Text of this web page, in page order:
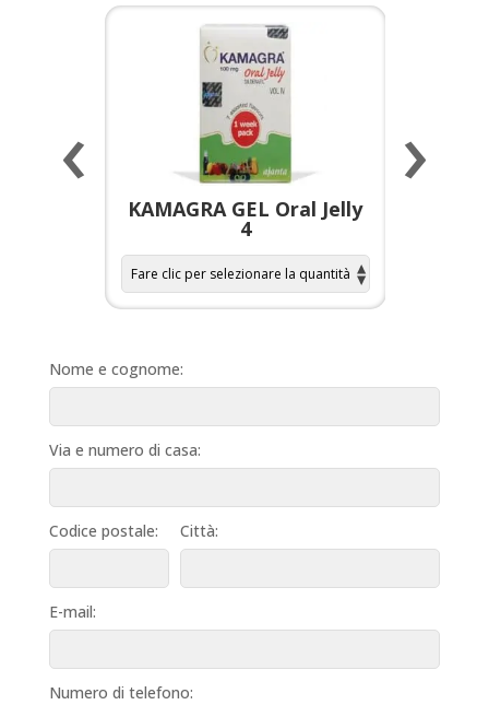
KAMAGRA GEL Oral Jelly
4
‹ ›
Nome e cognome:
Via e numero di casa:
Codice postale: Città:
E-mail:
Numero di telefono: